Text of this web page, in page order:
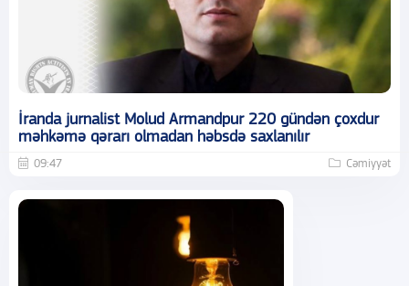
İranda jurnalist Molud Armandpur 220 gündən çoxdur
məhkəmə qərarı olmadan həbsdə saxlanılır
09:47 Cəmiyyət